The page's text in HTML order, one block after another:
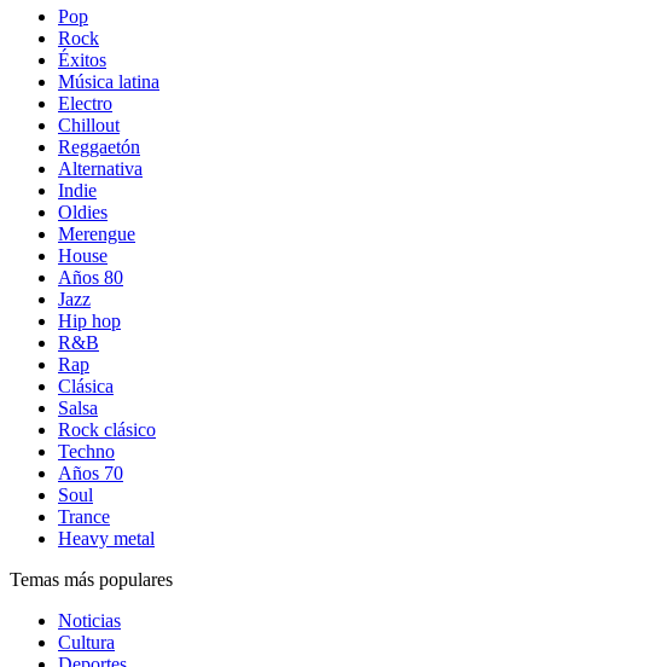
Pop
Rock
Éxitos
Música latina
Electro
Chillout
Reggaetón
Alternativa
Indie
Oldies
Merengue
House
Años 80
Jazz
Hip hop
R&B
Rap
Clásica
Salsa
Rock clásico
Techno
Años 70
Soul
Trance
Heavy metal
Temas más populares
Noticias
Cultura